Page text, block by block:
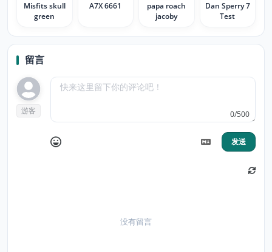
Misfits skull
green
A7X 6661
papa roach
jacoby
Dan Sperry 7
Test
留言
游客 0/500
发送
没有留言